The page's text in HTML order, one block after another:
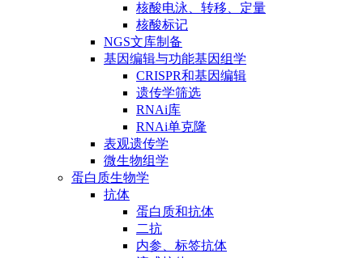
核酸电泳、转移、定量
核酸标记
NGS文库制备
基因编辑与功能基因组学
CRISPR和基因编辑
遗传学筛选
RNAi库
RNAi单克隆
表观遗传学
微生物组学
蛋白质生物学
抗体
蛋白质和抗体
二抗
内参、标签抗体